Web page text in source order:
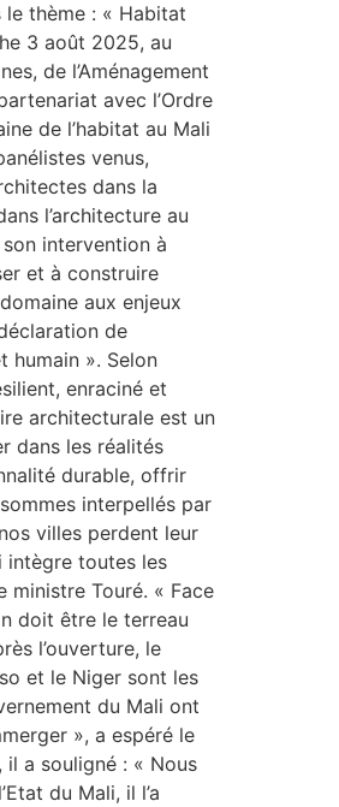
le thème : « Habitat
3 août 2025, au
de l’Aménagement
avec l’Ordre
de l’habitat au Mali
venus,
dans la
l’architecture au
intervention à
et à construire
aux enjeux
de
humain ». Selon
enraciné et
architecturale est un
dans les réalités
durable, offrir
interpellés par
villes perdent leur
intègre toutes les
ministre Touré. « Face
doit être le terreau
l’ouverture, le
et le Niger sont les
du Mali ont
», a espéré le
a souligné : « Nous
du Mali, il l’a